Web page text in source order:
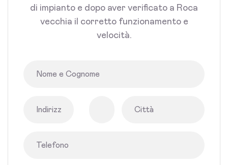
di impianto e dopo aver verificato a Roca
vecchia il corretto funzionamento e
velocità.